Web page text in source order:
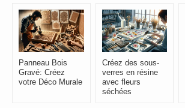
Panneau Bois
Gravé: Créez
votre Déco Murale
Créez des sous-
verres en résine
avec fleurs
séchées